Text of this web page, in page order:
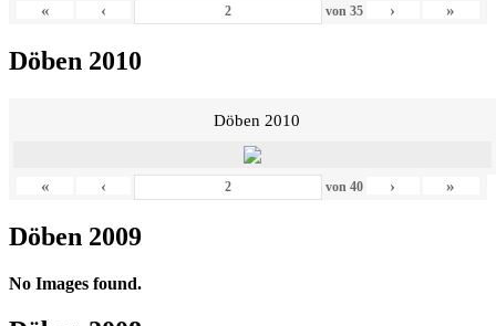
« ‹ von 35 › »
Döben 2010
Döben 2010
« ‹ von 40 › »
Döben 2009
No Images found.